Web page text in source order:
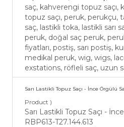
saç, kahverengi topuz saçı,
topuz saçı, peruk,
saç, lastikli toka, lastikli sarı
peruk, doğal saç peruk,
fiyatları, postiş, sarı postiş,
medikal peruk, wig, wigs,
exstations, röfleli saç, uzun
Sarı Lastikli Topuz Saçı - İnce Örgülü
Product )
Sarı Lastikli Topuz Saçı -
RBP613-T27.144.613